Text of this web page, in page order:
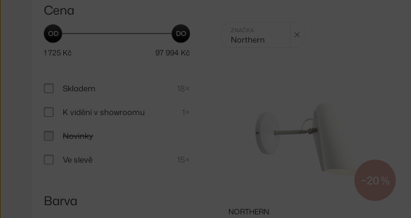
Cena
1 725 Kč 97 994 Kč
Skladem 18×
K vidění v showroomu 1×
Novinky
Ve slevě 15×
Barva
Vybrané
filtry:
ZNAČKA
Northern
−20 %
NORTHERN